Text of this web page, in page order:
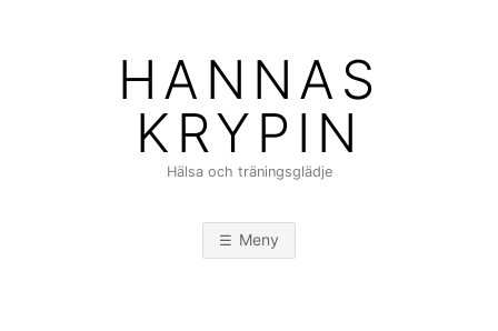
HANNAS
KRYPIN
Hälsa och träningsglädje
Meny